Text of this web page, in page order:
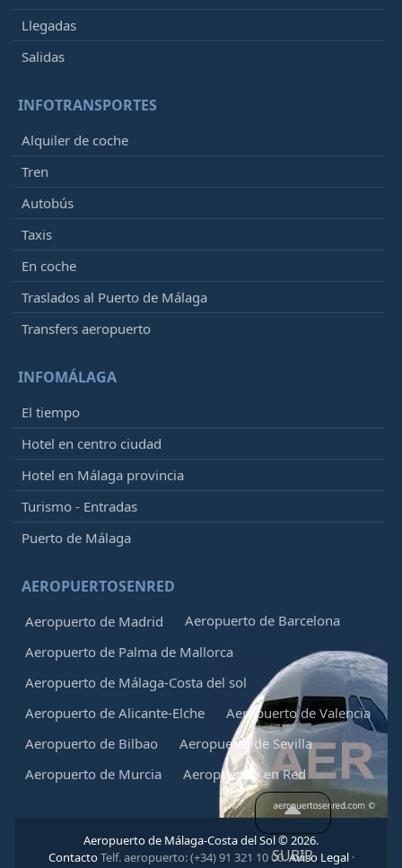
SUBIR
Llegadas
Salidas
INFOTRANSPORTES
Alquiler de coche
Tren
Autobús
Taxis
En coche
Traslados al Puerto de Málaga
Transfers aeropuerto
INFOMÁLAGA
El tiempo
Hotel en centro ciudad
Hotel en Málaga provincia
Turismo - Entradas
Puerto de Málaga
AEROPUERTOSENRED
Aeropuerto de Madrid
Aeropuerto de Barcelona
Aeropuerto de Palma de Mallorca
Aeropuerto de Málaga-Costa del sol
Aeropuerto de Alicante-Elche
Aeropuerto de Valencia
Aeropuerto de Bilbao
Aeropuerto de Sevilla
Aeropuerto de Murcia
Aeropuertos en Red
Aeropuerto de Málaga-Costa del Sol © 2026.
ContactoTelf. aeropuerto: (+34) 91 321 10 00.Aviso Legal·